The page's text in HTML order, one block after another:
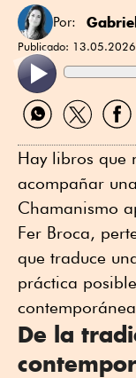
Por:
Publicado:
Compartir
por
Compartir
por
por
Hay libros que
acompañar
Chamanismo
Fer Broca,
que traduce
práctica
De la